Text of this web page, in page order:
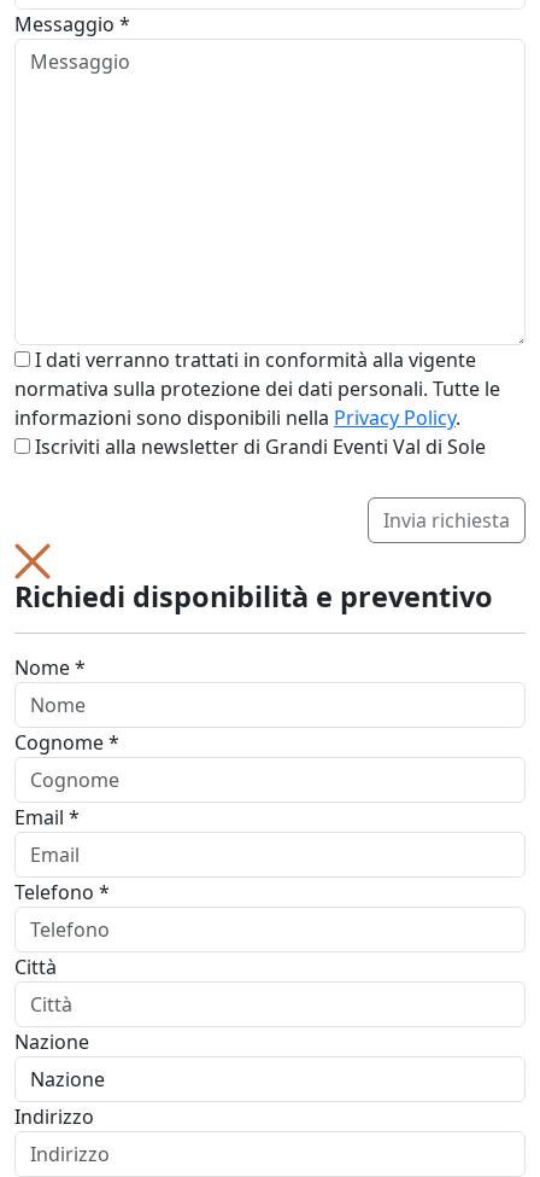
Messaggio *
I dati verranno trattati in conformità alla vigente
normativa sulla protezione dei dati personali. Tutte le
informazioni sono disponibili nella Privacy Policy.
Iscriviti alla newsletter di Grandi Eventi Val di Sole
Invia richiesta
Richiedi disponibilità e preventivo
Nome *
Cognome *
Email *
Telefono *
Città
Nazione
Indirizzo